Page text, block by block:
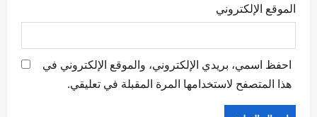
الموقع الإلكتروني
احفظ اسمي، بريدي الإلكتروني، والموقع الإلكتروني في
هذا المتصفح لاستخدامها المرة المقبلة في تعليقي.